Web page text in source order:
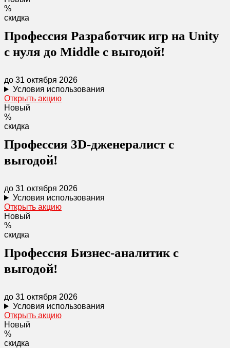
%
скидка
Профессия Разработчик игр на Unity
с нуля до Middle с выгодой!
до 31 октября 2026
Условия использования
Открыть акцию
Новый
%
скидка
Профессия 3D-дженералист с
выгодой!
до 31 октября 2026
Условия использования
Открыть акцию
Новый
%
скидка
Профессия Бизнес-аналитик с
выгодой!
до 31 октября 2026
Условия использования
Открыть акцию
Новый
%
скидка